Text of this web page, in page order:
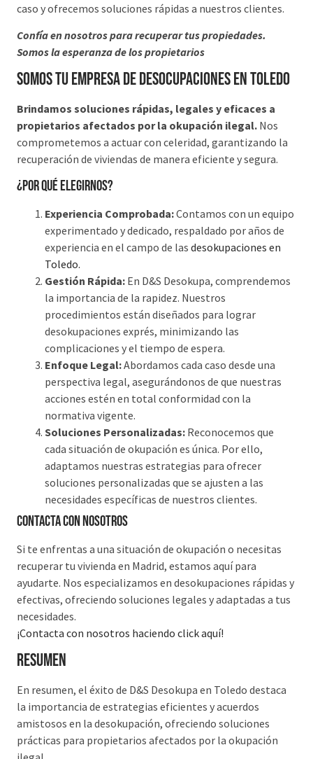
caso y ofrecemos soluciones rápidas a nuestros clientes.
Confía en nosotros para recuperar tus propiedades.
Somos la esperanza de los propietarios
Somos tu Empresa de desocupaciones en Toledo
Brindamos soluciones rápidas, legales y eficaces a
propietarios afectados por la okupación ilegal. Nos
comprometemos a actuar con celeridad, garantizando la
recuperación de viviendas de manera eficiente y segura.
¿Por qué elegirnos?
Experiencia Comprobada:Contamos con un equipo
experimentado y dedicado, respaldado por años de
experiencia en el campo de las desokupaciones en
Toledo.
Gestión Rápida: En D&S Desokupa, comprendemos
la importancia de la rapidez. Nuestros
procedimientos están diseñados para lograr
desokupaciones exprés, minimizando las
complicaciones y el tiempo de espera.
Enfoque Legal:Abordamos cada caso desde una
perspectiva legal, asegurándonos de que nuestras
acciones estén en total conformidad con la
normativa vigente.
Soluciones Personalizadas: Reconocemos que
cada situación de okupación es única. Por ello,
adaptamos nuestras estrategias para ofrecer
soluciones personalizadas que se ajusten a las
necesidades específicas de nuestros clientes.
Contacta con nosotros
Si te enfrentas a una situación de okupación o necesitas
recuperar tu vivienda en Madrid, estamos aquí para
ayudarte. Nos especializamos en desokupaciones rápidas y
efectivas, ofreciendo soluciones legales y adaptadas a tus
necesidades.
¡Contacta con nosotros haciendo click aquí!
Resumen
En resumen, el éxito de D&S Desokupa en Toledo destaca
la importancia de estrategias eficientes y acuerdos
amistosos en la desokupación, ofreciendo soluciones
prácticas para propietarios afectados por la okupación